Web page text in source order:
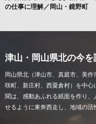
の仕事に理解／岡山・鏡野町
津山・岡山県北の今を
岡山県北（津山市、真庭市、美
咲町、新庄村、西粟倉村）を中
聞は、感動あふれる紙面を作り
せるように東奔西走し、地域の活